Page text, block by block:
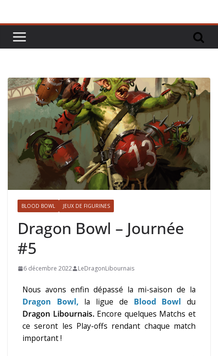
BLOOD BOWL JEUX DE FIGURINES
Dragon Bowl – Journée
#5
6 décembre 2022 LeDragonLibournais
Nous avons enfin dépassé la mi-saison de la
Dragon Bowl, la ligue de Blood Bowl du
Dragon Libournais.Encore quelques Matchs et
ce seront les Play-offs rendant chaque match
important !